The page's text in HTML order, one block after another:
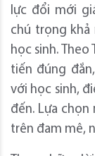
lực đổi mới
chú trọng khả
học sinh.
tiến đúng
với học sinh,
đến. Lựa
trên đam mê,